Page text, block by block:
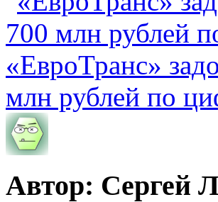
«ЕвроТранс»
млн рублей по
Автор: Сергей